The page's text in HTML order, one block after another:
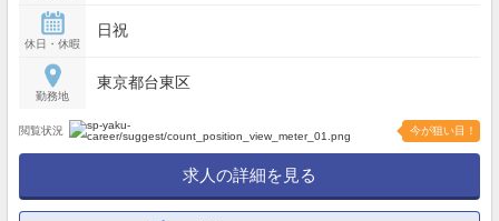
休日・休暇
日祝
勤務地
東京都台東区
閲覧状況 今が狙い目！
求人の詳細を見る